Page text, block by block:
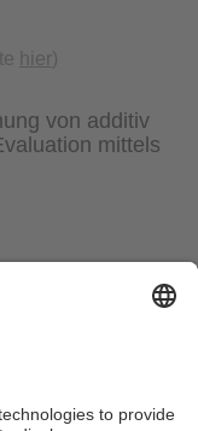
hier)
von additiv
mittels